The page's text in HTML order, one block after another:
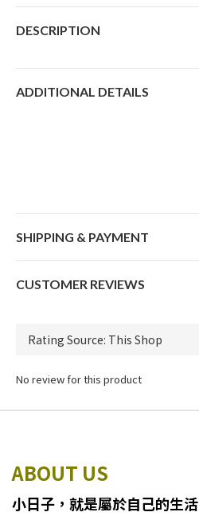
DESCRIPTION
ADDITIONAL DETAILS
SHIPPING & PAYMENT
CUSTOMER REVIEWS
No review for this product
ABOUT US
小日子 ， 就是屬於自己的生活